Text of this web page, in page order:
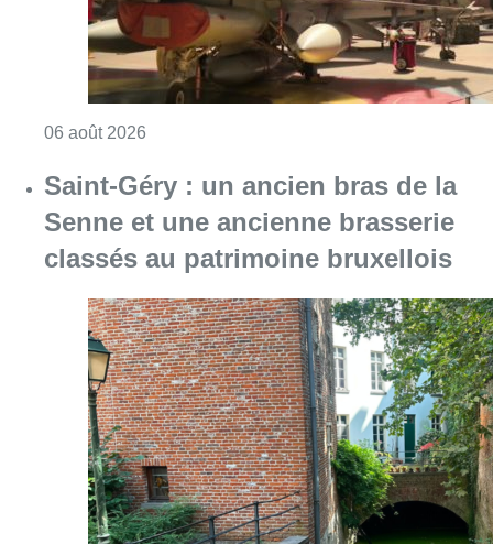
06 août 2026
Saint-Géry : un ancien bras de la
Senne et une ancienne brasserie
classés au patrimoine bruxellois